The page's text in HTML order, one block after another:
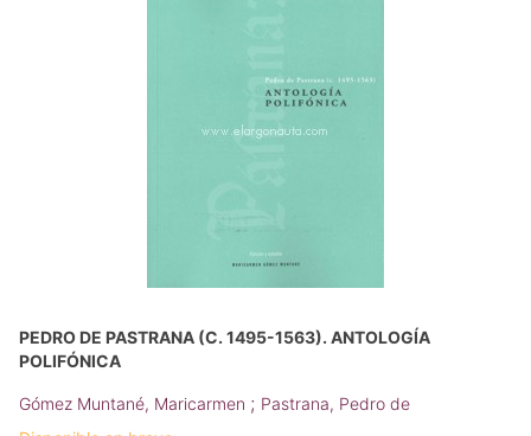
PEDRO DE PASTRANA (C. 1495-1563). ANTOLOGÍA
POLIFÓNICA
Gómez Muntané, Maricarmen ; Pastrana, Pedro de